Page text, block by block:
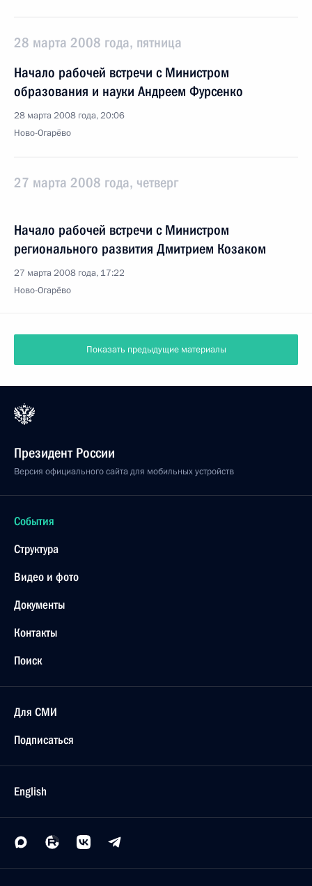
28 марта 2008 года, пятница
Начало рабочей встречи с Министром
образования и науки Андреем Фурсенко
28 марта 2008 года, 20:06
Ново-Огарёво
27 марта 2008 года, четверг
Начало рабочей встречи с Министром
регионального развития Дмитрием Козаком
27 марта 2008 года, 17:22
Ново-Огарёво
Показать предыдущие материалы
Президент России
Версия официального сайта для мобильных устройств
События
Структура
Видео и фото
Документы
Контакты
Поиск
Для СМИ
Подписаться
English